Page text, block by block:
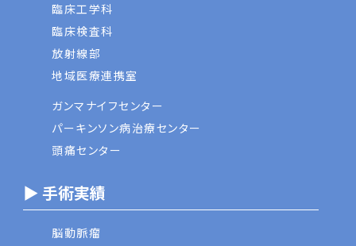
臨床工学科
臨床検査科
放射線部
地域医療連携室
ガンマナイフセンター
パーキンソン病治療センター
頭痛センター
▶ 手術実績
脳動脈瘤